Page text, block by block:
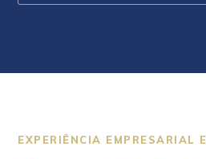
EXPERIÊNCIA EMPRESARIAL